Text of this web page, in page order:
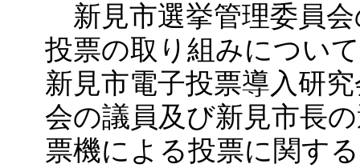
新見市選挙管理委員
投票の取り組みについ
新見市電子投票導入研
会の議員及び新見市長
票機による投票に関す